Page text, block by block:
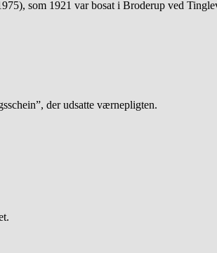
som 1921 var bosat i Broderup ved
der udsatte værnepligten.